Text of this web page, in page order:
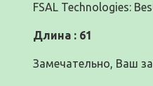
FSAL Technologies:
Длина : 61
Замечательно, Ваш